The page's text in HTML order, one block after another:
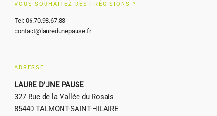
VOUS SOUHAITEZ DES PRÉCISIONS ?
Tel: 06.70.98.67.83
contact@lauredunepause.fr
ADRESSE
LAURE D’UNE PAUSE
327 Rue de la Vallée du Rosais
85440 TALMONT-SAINT-HILAIRE